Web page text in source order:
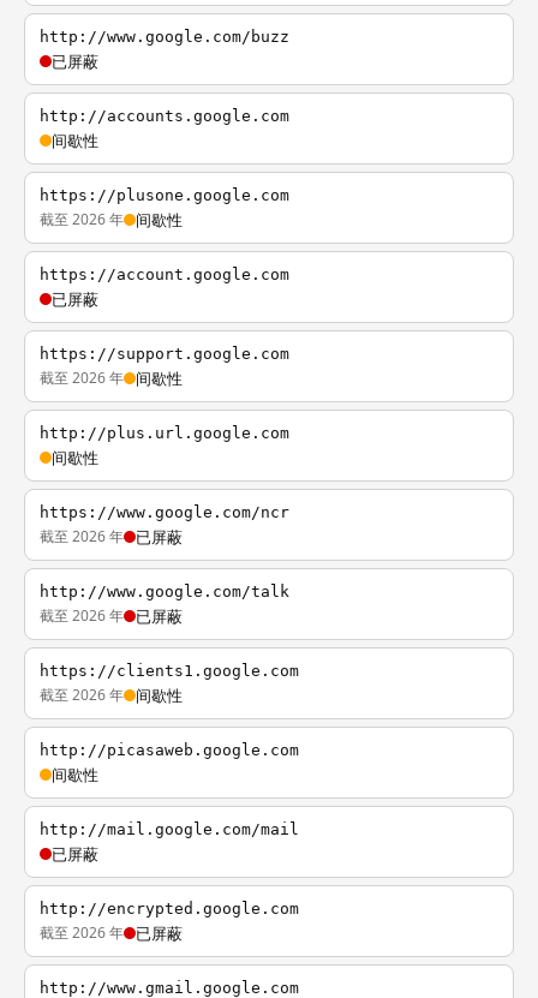
http://www.google.com/buzz
已屏蔽
http://accounts.google.com
间歇性
https://plusone.google.com
截至 2026 年 间歇性
https://account.google.com
已屏蔽
https://support.google.com
截至 2026 年 间歇性
http://plus.url.google.com
间歇性
https://www.google.com/ncr
截至 2026 年 已屏蔽
http://www.google.com/talk
截至 2026 年 已屏蔽
https://clients1.google.com
截至 2026 年 间歇性
http://picasaweb.google.com
间歇性
http://mail.google.com/mail
已屏蔽
http://encrypted.google.com
截至 2026 年 已屏蔽
http://www.gmail.google.com